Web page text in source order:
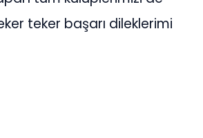
teker başarı dileklerimi